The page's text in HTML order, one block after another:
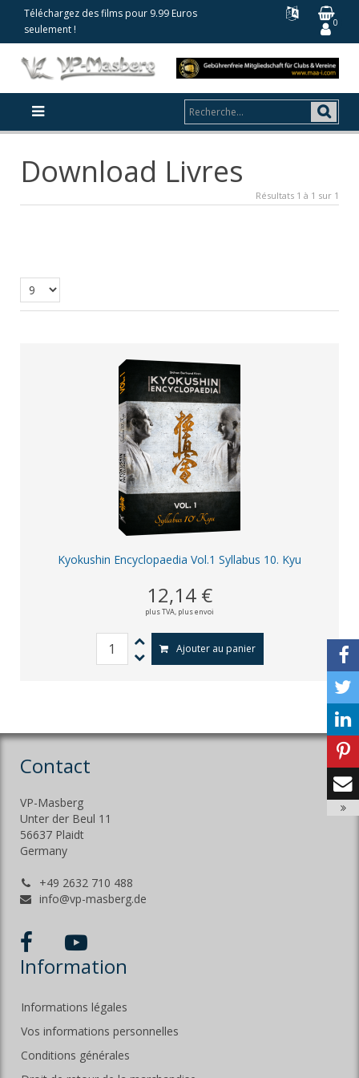
Téléchargez des films pour 9.99 Euros
seulement !
0
Download Livres
Résultats 1 à 1 sur 1
Kyokushin Encyclopaedia Vol.1 Syllabus 10. Kyu
12,14 €
plus TVA, plus envoi
Ajouter au panier
Contact
VP-Masberg
Unter der Beul 11
56637 Plaidt
Germany
+49 2632 710 488
info@vp-masberg.de
Information
Informations légales
Vos informations personnelles
Conditions générales